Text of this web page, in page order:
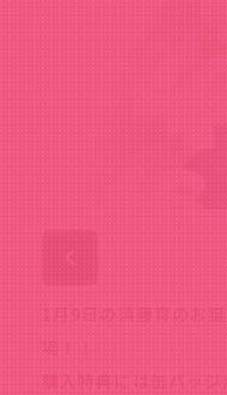
1月9日の須藤育のお
場！！
購入特典には缶バッジ